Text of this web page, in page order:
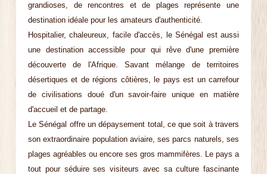
grandioses, de rencontres et de plages représente une
destination idéale pour les amateurs d'authenticité.
Hospitalier, chaleureux, facile d'accès, le Sénégal est aussi
une destination accessible pour qui rêve d'une première
découverte de l'Afrique. Savant mélange de territoires
désertiques et de régions côtières, le pays est un carrefour
de civilisations doué d'un savoir-faire unique en matière
d'accueil et de partage.
Le Sénégal offre un dépaysement total, ce que soit à travers
son extraordinaire population aviaire, ses parcs naturels, ses
plages agréables ou encore ses gros mammifères. Le pays a
tout pour séduire ses visiteurs avec sa culture fascinante